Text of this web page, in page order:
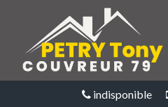
indisponible